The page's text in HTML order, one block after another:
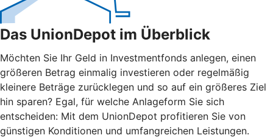
Das UnionDepot im Überblick
Möchten Sie Ihr Geld in Investmentfonds anlegen, einen
größeren Betrag einmalig investieren oder regelmäßig
kleinere Beträge zurücklegen und so auf ein größeres Ziel
hin sparen? Egal, für welche Anlageform Sie sich
entscheiden: Mit dem UnionDepot profitieren Sie von
günstigen Konditionen und umfangreichen Leistungen.